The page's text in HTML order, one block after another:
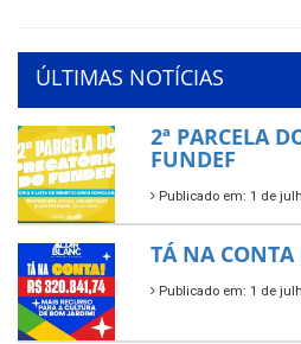
ÚLTIMAS NOTÍCIAS
2ª PARCELA
FUNDEF
Publicado em: 1 de
TÁ NA
Publicado em: 1 de